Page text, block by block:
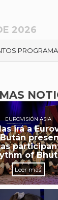
2026
EUROVISIÓN ASIA
irá a
of
Leer más